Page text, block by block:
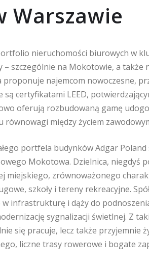
Warszawie
nieruchomości biurowych w
– szczególnie na Mokotowie, a także
proponuje najemcom nowoczesne,
certyfikatami LEED,
oferują rozbudowaną gamę
między życiem
portfela budynków Adgar
Mokotowa. Dzielnica, niegdyś
miejskiego, zrównoważonego
szkoły i tereny rekreacyjne.
infrastrukturę i dąży do
sygnalizacji świetlnej. Z
się pracuje, lecz także przyjemnie
liczne trasy rowerowe i bogate